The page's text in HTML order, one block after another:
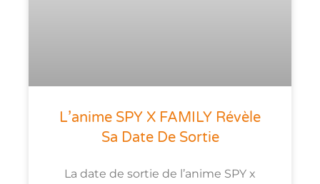
L’anime SPY X FAMILY Révèle
Sa Date De Sortie
La date de sortie de l’anime SPY x